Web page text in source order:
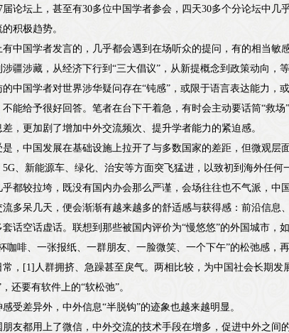
论坛上，甚至有30多位中国学者参会，四天30多个分论坛中
积极趋势。
中国学者发言的，几乎都会遇到在场听众的提问，有的相当敏
疆涉藏，从经济下行到“三大倡议”，从新提概念到政策动向，
中国学者对世界涉华疑问存在“钝感”，或限于语言表达能力，
能给予很好回答。笔者在台下干着急，有时会主动要话筒“救
，更加剧了增加中外交流频次、提升学者能力的紧迫感。
是，中国发展在基础设施上拉开了与多数国家的差距，但微观层
、新能源车、绿化、治安等方面突飞猛进，以致初到海外任
都较拉垮，既没有国内办会那么严谨，会场往往也不气派，中
多呆几天，便会渐渐有越来越多的舒适感与获得感：前沿信息
话空话虚话。联想到那些被国内评价为“慢悠悠”的外国城市，
咖啡、一张报纸、一群朋友、一脸微笑、一个下午”的松弛感，
，[1]人群拥挤、急躁甚至戾气。两相比较，为中国社会长期
还要有软件上的“软松弛”。
受差异外，中外信息“半脱钩”的迹象也越来越明显。
友都用上了微信，中外交流的技术手段在增多，促进中外之间